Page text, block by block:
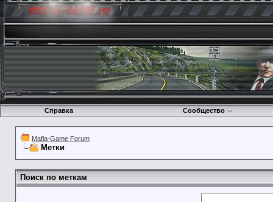
Справка Сообщество
Mafia-Game Forum
Метки
Поиск по меткам